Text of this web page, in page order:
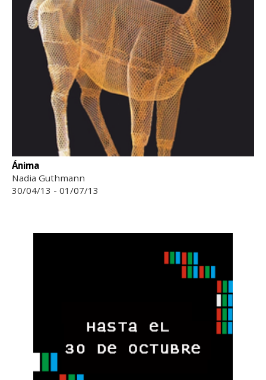
Ánima
Nadia Guthmann
30/04/13 - 01/07/13